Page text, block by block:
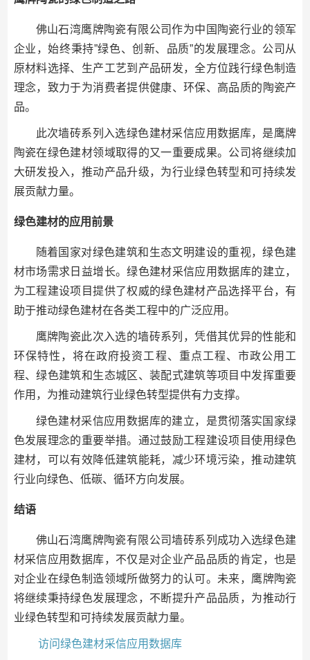
佛山石湾鹰牌陶瓷有限公司作为中国陶瓷行业的领军
企业，始终秉持”绿色、创新、品质”的发展理念。公司从
原材料选择、生产工艺到产品研发，全方位践行绿色制造
理念，致力于为消费者提供健康、环保、高品质的陶瓷产
品。
此次墙砖系列入选绿色建材采信应用数据库，是鹰牌
陶瓷在绿色建材领域取得的又一重要成果。公司将继续加
大研发投入，推动产品升级，为行业绿色转型和可持续发
展贡献力量。
绿色建材的应用前景
随着国家对绿色建筑和生态文明建设的重视，绿色建
材市场需求日益增长。绿色建材采信应用数据库的建立，
为工程建设项目提供了权威的绿色建材产品选择平台，有
助于推动绿色建材在各类工程中的广泛应用。
鹰牌陶瓷此次入选的墙砖系列，凭借其优异的性能和
环保特性，将在政府投资工程、重点工程、市政公用工
程、绿色建筑和生态城区、装配式建筑等项目中发挥重要
作用，为推动建筑行业绿色转型提供有力支撑。
绿色建材采信应用数据库的建立，是贯彻落实国家绿
色发展理念的重要举措。通过鼓励工程建设项目使用绿色
建材，可以有效降低建筑能耗，减少环境污染，推动建筑
行业向绿色、低碳、循环方向发展。
结语
佛山石湾鹰牌陶瓷有限公司墙砖系列成功入选绿色建
材采信应用数据库，不仅是对企业产品品质的肯定，也是
对企业在绿色制造领域所做努力的认可。未来，鹰牌陶瓷
将继续秉持绿色发展理念，不断提升产品品质，为推动行
业绿色转型和可持续发展贡献力量。
访问绿色建材采信应用数据库